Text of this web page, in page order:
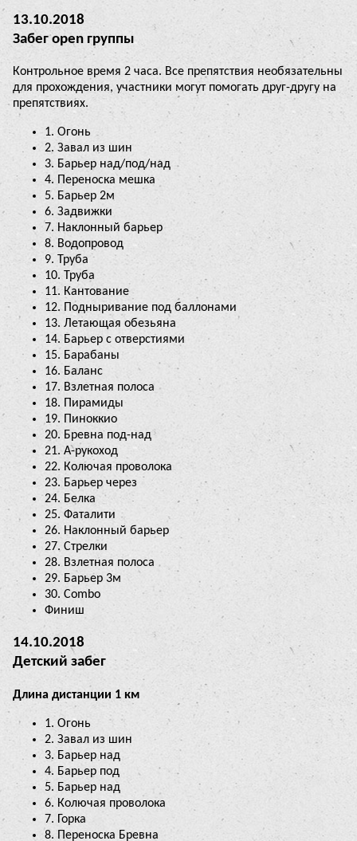
13.10.2018
Забег open группы
Контрольное время 2 часа. Все препятствия необязательны
для прохождения, участники могут помогать друг-другу на
препятствиях.
1. Огонь
2. Завал из шин
3. Барьер над/под/над
4. Переноска мешка
5. Барьер 2м
6. Задвижки
7. Наклонный барьер
8. Водопровод
9. Труба
10. Труба
11. Кантование
12. Подныривание под баллонами
13. Летающая обезьяна
14. Барьер с отверстиями
15. Барабаны
16. Баланс
17. Взлетная полоса
18. Пирамиды
19. Пиноккио
20. Бревна под-над
21. А-рукоход
22. Колючая проволока
23. Барьер через
24. Белка
25. Фаталити
26. Наклонный барьер
27. Стрелки
28. Взлетная полоса
29. Барьер 3м
30. Combo
Финиш
14.10.2018
Детский забег
Длина дистанции 1 км
1. Огонь
2. Завал из шин
3. Барьер над
4. Барьер под
5. Барьер над
6. Колючая проволока
7. Горка
8. Переноска Бревна